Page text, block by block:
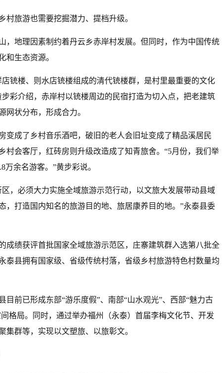
村旅游也需要挖掘潜力、提档升级。
，地理因素制约着丹云乡赤岸村发展。但同时，作为中国传统
和生态资源。
铳楼、则水店铳楼组成的清代铳楼群，是村里最重要的文化
彩介绍，赤岸村以铳楼周边的民宿打造为切入点，把老建筑
网状分布，形成合力。
变成了乡村音乐酒吧，破旧的老人会旧址变成了精品溪居民
村会客厅，红砖房则升级改造成了知青旅舍。“5月份，我们举
万余名游客。”黄步彩说。
，必须大力实施全域旅游示范行动，以文旅大发展带动县域
，打造国内知名的旅游目的地、旅居康养目的地。”永泰县委
成绩获评首批国家全域旅游示范区，庄寨建筑群入选第八批全
泰县拥有国家级、省级传统村落，省级乡村旅游特色村数量均
目前已形成东部“游乐度假”、南部“山水观光”、西部“魅力古
格局。同时，通过举办福州（永泰）首届李梅文化节、开发
集群等，实现以文塑旅、以旅彰文。